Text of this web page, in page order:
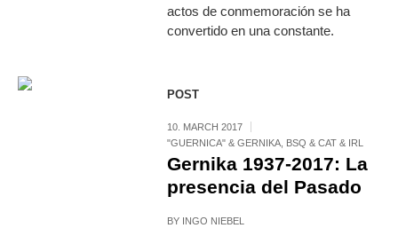
actos de conmemoración se ha
convertido en una constante.
POST
10. MARCH 2017
"GUERNICA" & GERNIKA BSQ & CAT & IRL
Gernika 1937-2017: La
presencia del Pasado
BY INGO NIEBEL